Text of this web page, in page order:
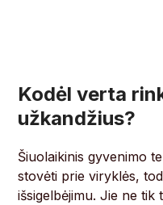
Kodėl verta
užkandžius?
Šiuolaikinis gyvenimo
stovėti prie viryklės,
išsigelbėjimu. Jie ne